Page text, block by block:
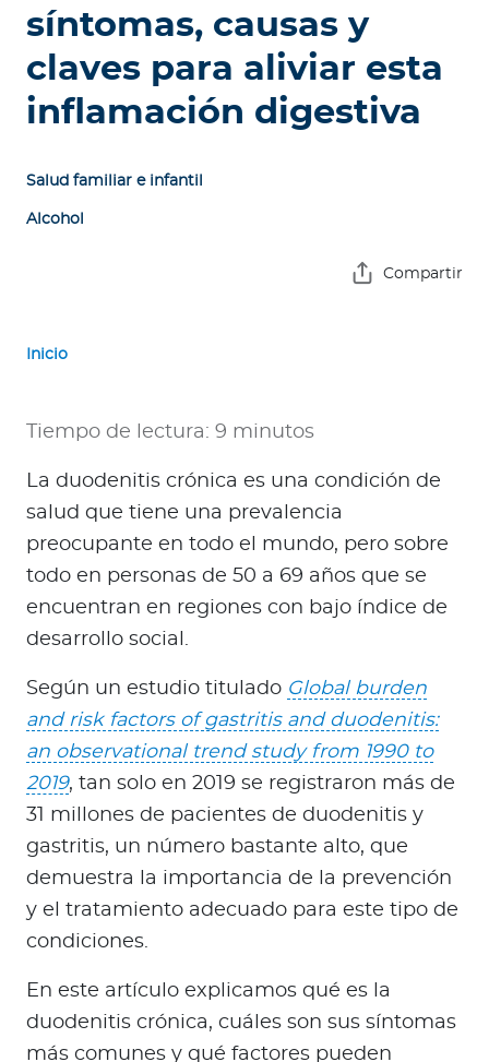
n
u
Ingresar a Mi Bupa
Para Clientes
Para Agentes
síntomas, causas y
claves para aliviar esta
inflamación digestiva
Salud familiar e infantil
Alcohol
Compartir
Inicio
Tiempo de lectura: 9 minutos
La duodenitis crónica es una condición de
salud que tiene una prevalencia
preocupante en todo el mundo, pero sobre
todo en personas de 50 a 69 años que se
encuentran en regiones con bajo índice de
desarrollo social.
Según un estudio titulado Global burden
and risk factors of gastritis and duodenitis:
an observational trend study from 1990 to
2019, tan solo en 2019 se registraron más de
31 millones de pacientes de duodenitis y
gastritis, un número bastante alto, que
demuestra la importancia de la prevención
y el tratamiento adecuado para este tipo de
condiciones.
En este artículo explicamos qué es la
duodenitis crónica, cuáles son sus síntomas
más comunes y qué factores pueden